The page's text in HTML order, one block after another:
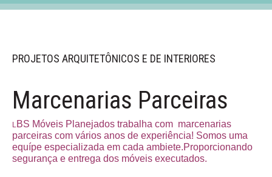
PROJETOS ARQUITETÔNICOS E DE INTERIORES
Marcenarias Parceiras
LBS Móveis Planejados trabalha com marcenarias
parceiras com vários anos de experiência! Somos uma
equípe especializada em cada ambiete.Proporcionando
segurança e entrega dos móveis executados.
NOW